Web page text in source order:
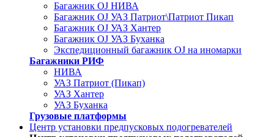
Багажник OJ НИВА
Багажник OJ УАЗ Патриот\Патриот Пикап
Багажник OJ УАЗ Хантер
Багажник OJ УАЗ Буханка
Экспедиционный багажник OJ на иномарки
Багажники РИФ
НИВА
УАЗ Патриот (Пикап)
УАЗ Хантер
УАЗ Буханка
Грузовые платформы
Центр установки предпусковых подогревателей